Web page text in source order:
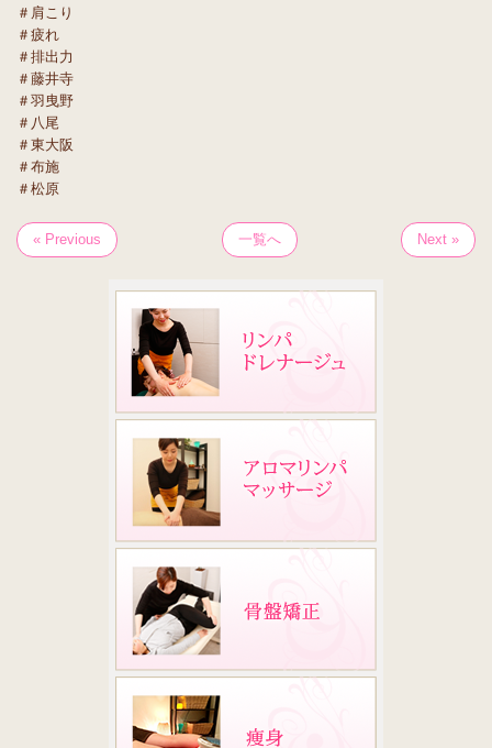
＃肩こり
＃疲れ
＃排出力
＃藤井寺
＃羽曳野
＃八尾
＃東大阪
＃布施
＃松原
« Previous 一覧へ Next »